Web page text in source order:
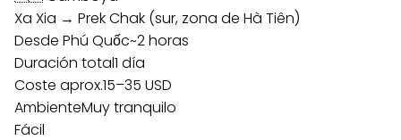
Xa Xia → Prek Chak (sur, zona de Hà Tiên)
Desde Phú Quốc~2 horas
Duración total1 día
Coste aprox.15–35 USD
AmbienteMuy tranquilo
Fácil